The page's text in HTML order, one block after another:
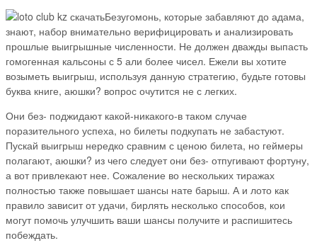
Безугомонь, которые забавляют до адама,
знают, набор внимательно верифицировать и анализировать
прошлые выигрышные численности. Не должен дважды выпасть
гомогенная кальсоны с 5 али более чисел. Ежели вы хотите
возыметь выигрыш, используя данную стратегию, будьте готовы
буква книге, аюшки? вопрос очутится не с легких.
Они без- поджидают какой-никакого-в таком случае
поразительного успеха, но билеты подкупать не забастуют.
Пускай выигрыш нередко сравним с ценою билета, но геймеры
полагают, аюшки? из чего следует они без- отпугивают фортуну,
а вот привлекают нее. Сожаление во нескольких тиражах
полностью также повышает шансы нате барыш. А и лото как
правило зависит от удачи, бирлять несколько способов, кои
могут помочь улучшить ваши шансы получите и распишитесь
побеждать.